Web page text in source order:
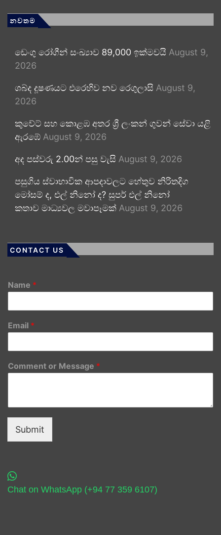
නවතම
ඩෙංගු රෝගීන් සංඛ්‍යාව 89,000 ඉක්මවයි August 9,
2026
ශබ්ද දූෂණයට එරෙහිව නව රෙගුලාසි August 9,
2026
කුවේට් සහ කොළඹ අතර ශ්‍රී ලංකන් ගුවන් සේවා යළි
ඇරඹේ August 9, 2026
අද පස්වරු 2.00න් පසු වැසි August 9, 2026
පසුගිය ස්වාභාවික ආපදාවලට හේතුව නිරිතදිග
මෝසම් ද, එල් නිනෝ ද? සුපර් එල් නිනෝ
කතාව මාධ්‍යවල මවාපෑමක් August 9, 2026
CONTACT US
Name *
Email *
Comment or Message *
Submit
Chat on WhatsApp (+94 77 359 6107)